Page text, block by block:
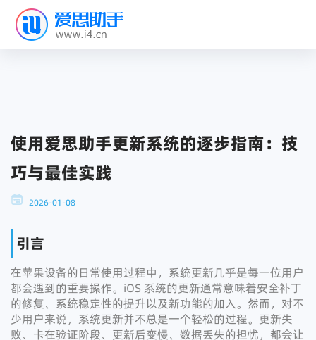
使用爱思助手更新系统的逐步指南：技
巧与最佳实践
2026-01-08
引言
在苹果设备的日常使用过程中，系统更新几乎是每一位用户
都会遇到的重要操作。iOS 系统的更新通常意味着安全补丁
的修复、系统稳定性的提升以及新功能的加入。然而，对不
少用户来说，系统更新并不总是一个轻松的过程。更新失
败、卡在验证阶段、更新后变慢、数据丢失的担忧，都会让